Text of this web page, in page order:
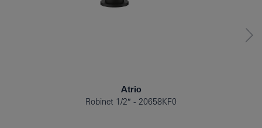
Atrio
Robinet 1/2″
20658KF0